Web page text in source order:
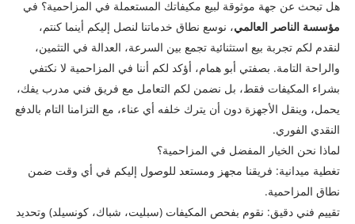
هل تبحث عن جهة موثوقة لبيع مكيفاتك المستعملة في المزاحمية؟ في
مؤسسة الناصر العالمي، نوسع نطاق خدماتنا لنصل إليكم أينما كنتم،
لنقدم لكم تجربة بيع استثنائية تجمع بين السرعة، العدالة في التثمين،
والراحة التامة. بصفتي أبو همام، أؤكد لكم أننا في المزاحمية لا نكتفي
بشراء المكيفات فقط، بل نضمن لكم التعامل مع فريق فني مدرب يفك،
يحمل، وينقل الأجهزة دون أن يترك خلفه أي عناء، مع التزامنا التام بالدفع
النقدي الفوري.
لماذا نحن الخيار المفضل في المزاحمية؟
​تغطية ميدانية: فريقنا مجهز ومستعد للوصول إليكم في أي وقت ضمن
نطاق المزاحمية.
​تقييم فني دقيق: نقوم بفحص المكيفات (سبليت، شباك، كونسيلد) وتحديد